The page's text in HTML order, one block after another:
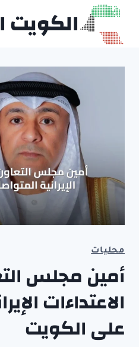
التجاوز
المحتوى
الكويت
محليات
أمين مجلس
الاعتداءات
على الكويت